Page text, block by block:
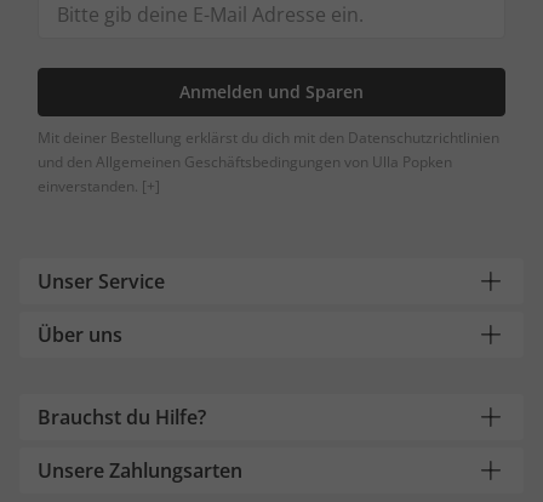
Anmelden und Sparen
Mit deiner Bestellung erklärst du dich mit den Datenschutzrichtlinien
und den Allgemeinen Geschäftsbedingungen von Ulla Popken
einverstanden. [+]
Unser Service
Über uns
Brauchst du Hilfe?
Unsere Zahlungsarten